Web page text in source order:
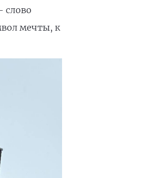
слово
мечты, к